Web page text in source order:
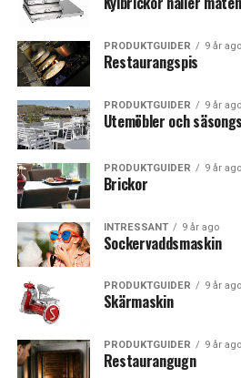
PRODUKTGUIDER 9 år ago
Restaurangspis
PRODUKTGUIDER 9 år ago
Utemöbler och
PRODUKTGUIDER 9 år ago
Brickor
INTRESSANT 9 år ago
Sockervaddsmaskin
PRODUKTGUIDER 9 år ago
Skärmaskin
PRODUKTGUIDER 9 år ago
Restaurangugn